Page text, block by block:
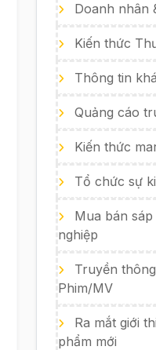
Doanh nhân
Kiến thức
Thông tin
Quảng cáo
Kiến thức
Tổ chức sự
Mua bán
nghiệp
Truyền
Phim/MV
Ra mắt giới
phẩm mới